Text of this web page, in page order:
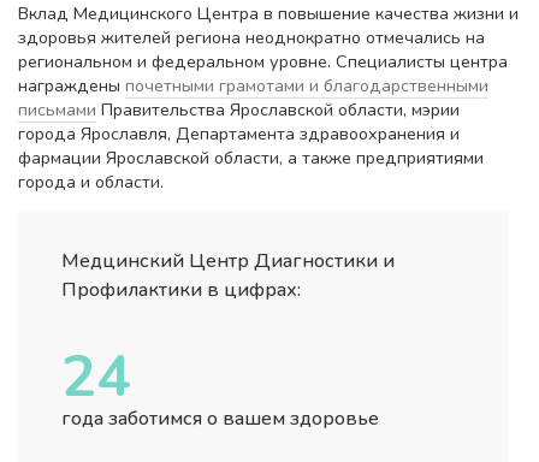
Вклад Медицинского Центра в повышение качества жизни и
здоровья жителей региона неоднократно отмечались на
региональном и федеральном уровне. Специалисты центра
награждены почетными грамотами и благодарственными
письмами Правительства Ярославской области, мэрии
города Ярославля, Департамента здравоохранения и
фармации Ярославской области, а также предприятиями
города и области.
Медцинский Центр Диагностики и
Профилактики в цифрах:
24
года заботимся о вашем здоровье